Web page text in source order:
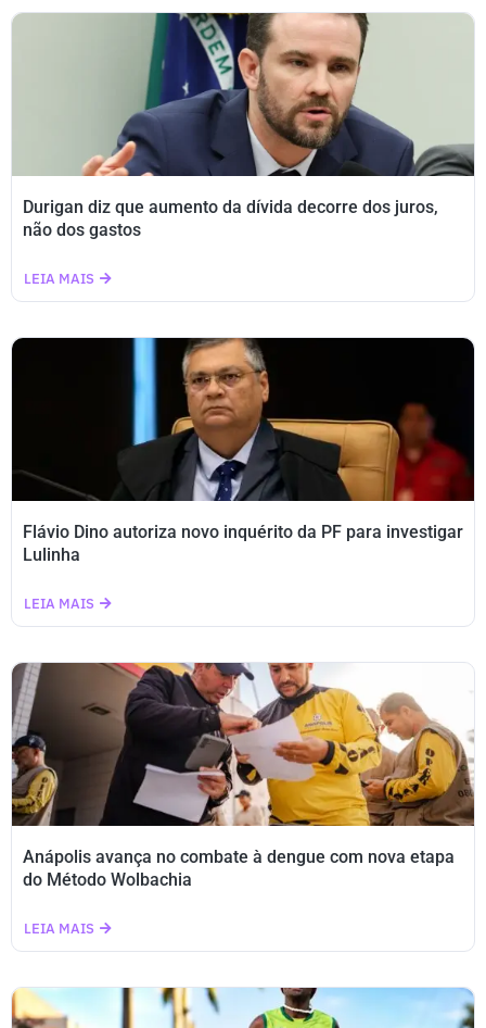
Durigan diz que aumento da dívida decorre dos juros,
não dos gastos
LEIA MAIS
Flávio Dino autoriza novo inquérito da PF para investigar
Lulinha
LEIA MAIS
Anápolis avança no combate à dengue com nova etapa
do Método Wolbachia
LEIA MAIS